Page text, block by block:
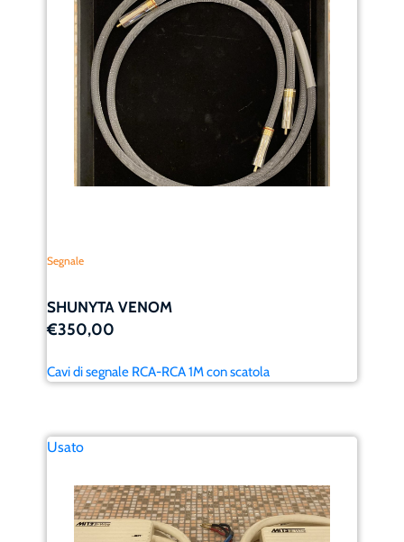
Segnale
SHUNYTA VENOM
€350,00
Cavi di segnale RCA-RCA 1M con scatola
Usato